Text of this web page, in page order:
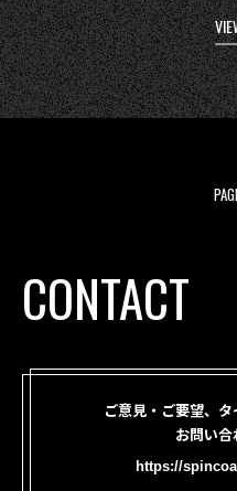
CONTACT
ご意見・ご要望、
お問い合
https://